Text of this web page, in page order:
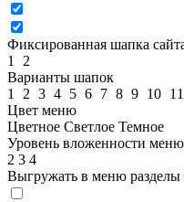
Фиксированная шапка
1
2
Варианты шапок
1
2 3 4 5 6 7 8 9 10 11
Цвет меню
Цветное Светлое Темное
Уровень вложенности меню
2 3 4
Выгружать в меню